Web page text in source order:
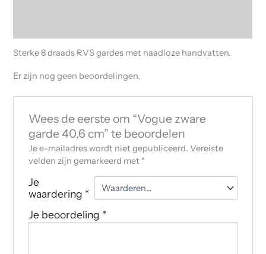
Sterke 8 draads RVS gardes met naadloze handvatten.
Er zijn nog geen beoordelingen.
Wees de eerste om “Vogue zware
garde 40,6 cm” te beoordelen
Je e-mailadres wordt niet gepubliceerd. Vereiste
velden zijn gemarkeerd met *
Je
waardering *
Je beoordeling *